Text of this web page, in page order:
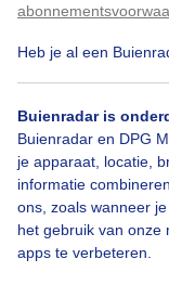
Heb je al een
Buienradar is
Buienradar en DPG
je apparaat, locatie,
informatie
ons, zoals wanneer
het gebruik van onze
apps te verbeteren.
Zomer Regen
Bekijk slideshow